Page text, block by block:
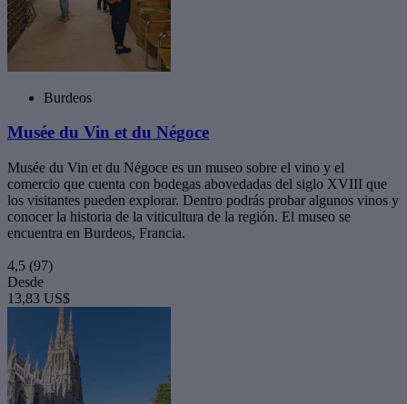
Burdeos
Musée du Vin et du Négoce
Musée du Vin et du Négoce es un museo sobre el vino y el
comercio que cuenta con bodegas abovedadas del siglo XVIII que
los visitantes pueden explorar. Dentro podrás probar algunos vinos y
conocer la historia de la viticultura de la región. El museo se
encuentra en Burdeos, Francia.
4,5 (97)
Desde
13,83 US$